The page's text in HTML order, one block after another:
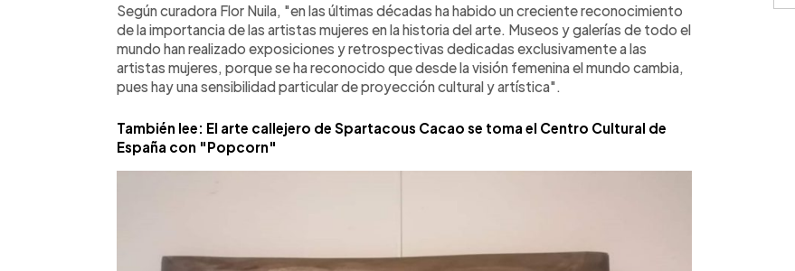
Según curadora Flor Nuila, "en las últimas décadas ha habido un creciente reconocimiento
de la importancia de las artistas mujeres en la historia del arte. Museos y galerías de todo el
mundo han realizado exposiciones y retrospectivas dedicadas exclusivamente a las
artistas mujeres, porque se ha reconocido que desde la visión femenina el mundo cambia,
pues hay una sensibilidad particular de proyección cultural y artística".
También lee: El arte callejero de Spartacous Cacao se toma el Centro Cultural de
España con "Popcorn"